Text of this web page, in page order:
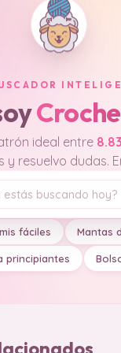
ideal entre
y resuelvo dudas.
fáciles Mantas
principiantes